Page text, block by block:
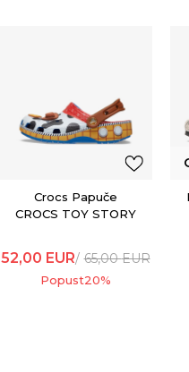
Crocs Papuče
CROCS TOY STORY
52,00 EUR 65,00EUR
Popust20%